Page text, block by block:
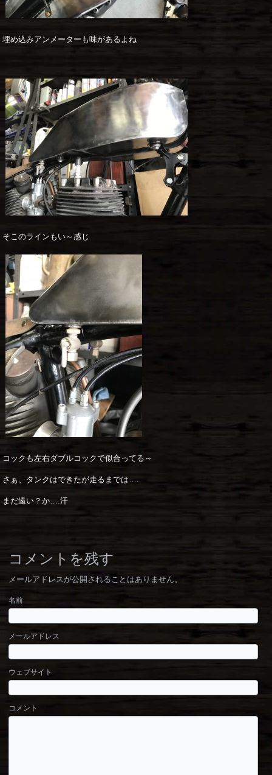
埋め込みアンメーターも味があるよね
そこのラインもい～感じ
コックも左右ダブルコックで似合ってる～
さぁ、タンクはできたが走るまでは….
まだ遠い？か….汗
コメントを残す
メールアドレスが公開されることはありません。
名前
メールアドレス
ウェブサイト
コメント